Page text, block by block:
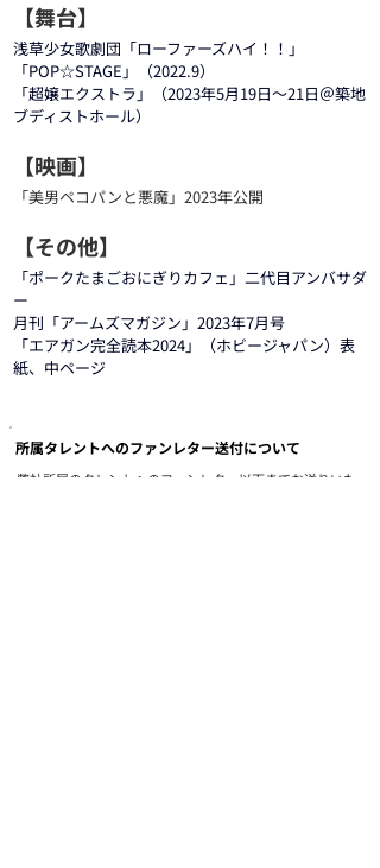
【舞台】
浅草少女歌劇団「ローファーズハイ！！」
「POP☆STAGE」（2022.9）
「超嬢エクストラ」（2023年5月19日～21日＠築地
ブディストホール）
【映画】
「美男ペコパンと悪魔」2023年公開
【その他】
「ポークたまごおにぎりカフェ」二代目アンバサダ
ー
月刊「アームズマガジン」2023年7月号
「エアガン完全読本2024」（ホビージャパン）表
紙、中ページ
所属タレントへのファンレター送付について
弊社所属のタレントへのファンレター以下までお送りいた